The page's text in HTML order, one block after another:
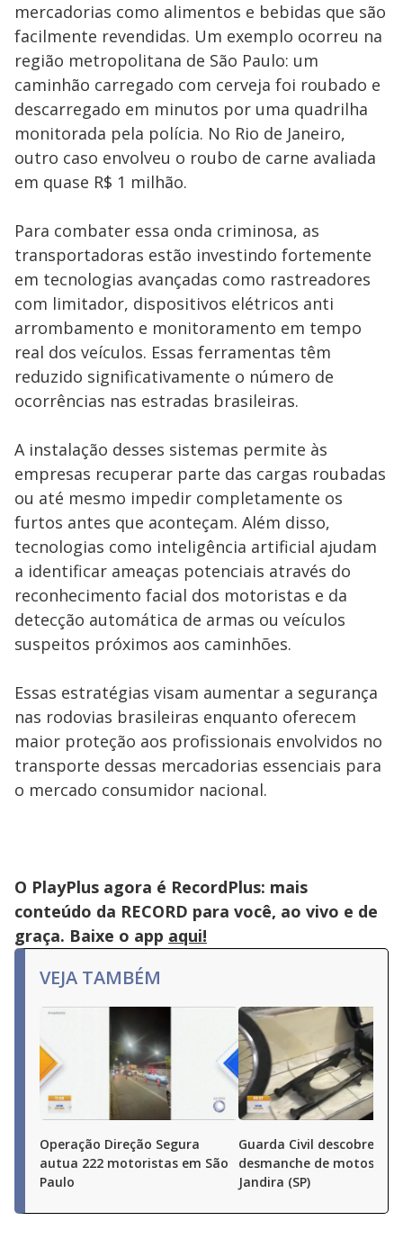
mercadorias como alimentos e bebidas que são
facilmente revendidas. Um exemplo ocorreu na
região metropolitana de São Paulo: um
caminhão carregado com cerveja foi roubado e
descarregado em minutos por uma quadrilha
monitorada pela polícia. No Rio de Janeiro,
outro caso envolveu o roubo de carne avaliada
em quase R$ 1 milhão.
Para combater essa onda criminosa, as
transportadoras estão investindo fortemente
em tecnologias avançadas como rastreadores
com limitador, dispositivos elétricos anti
arrombamento e monitoramento em tempo
real dos veículos. Essas ferramentas têm
reduzido significativamente o número de
ocorrências nas estradas brasileiras.
A instalação desses sistemas permite às
empresas recuperar parte das cargas roubadas
ou até mesmo impedir completamente os
furtos antes que aconteçam. Além disso,
tecnologias como inteligência artificial ajudam
a identificar ameaças potenciais através do
reconhecimento facial dos motoristas e da
detecção automática de armas ou veículos
suspeitos próximos aos caminhões.
Essas estratégias visam aumentar a segurança
nas rodovias brasileiras enquanto oferecem
maior proteção aos profissionais envolvidos no
transporte dessas mercadorias essenciais para
o mercado consumidor nacional.
O PlayPlus agora é RecordPlus: mais
conteúdo da RECORD para você, ao vivo e de
graça. Baixe o app aqui!
VEJA TAMBÉM
Operação Direção Segura
autua 222 motoristas em São
Paulo
Guarda Civil descobre
desmanche de motos em
Jandira (SP)